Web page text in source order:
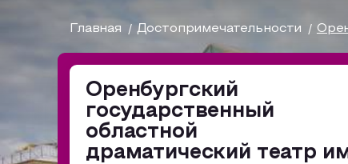
Фотобанк
Бузулук и Бузулукский район
Соль-Илецкий район
МОЙ МАРШРУТ
Маршруты от туроператоров
Промышленный туризм
Главная Достопримечательности
Оренбургский
государственный
областной
драматический театр